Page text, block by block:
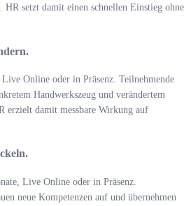
setzt damit einen schnellen Einstieg ohne
Online oder in Präsenz. Teilnehmende
Handwerkszeug und verändertem
erzielt damit messbare Wirkung auf
Live Online oder in Präsenz.
neue Kompetenzen auf und übernehmen